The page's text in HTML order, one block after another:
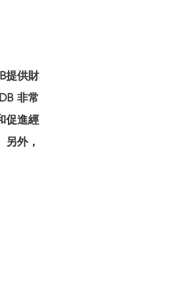
提供財
非常
促進經
外，